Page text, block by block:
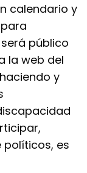
calendario y
público
la web del
y
políticos, es